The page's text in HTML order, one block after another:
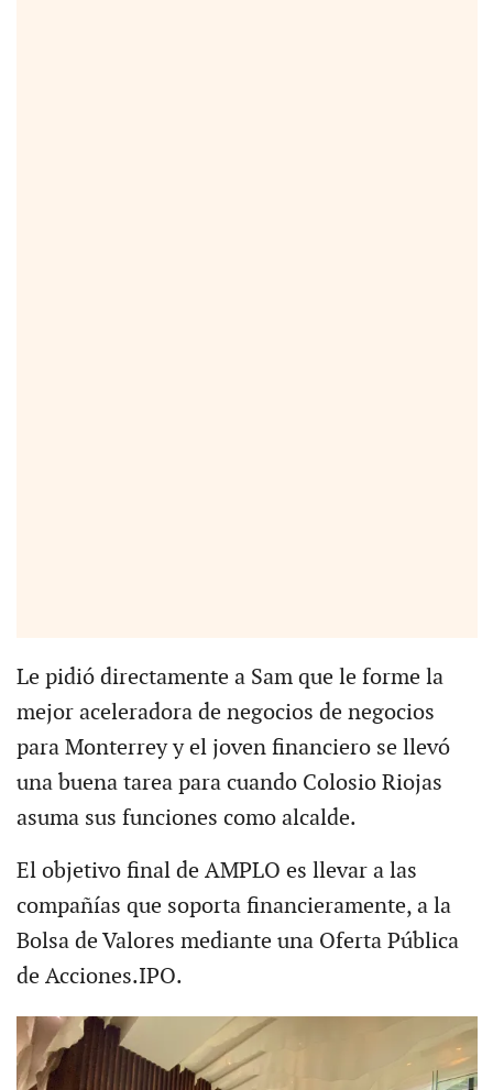
Le pidió directamente a Sam que le forme la
mejor aceleradora de negocios de negocios
para Monterrey y el joven financiero se llevó
una buena tarea para cuando Colosio Riojas
asuma sus funciones como alcalde.
El objetivo final de AMPLO es llevar a las
compañías que soporta financieramente, a la
Bolsa de Valores mediante una Oferta Pública
de Acciones.IPO.